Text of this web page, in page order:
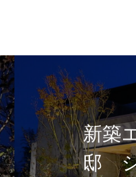
新築
邸 シ